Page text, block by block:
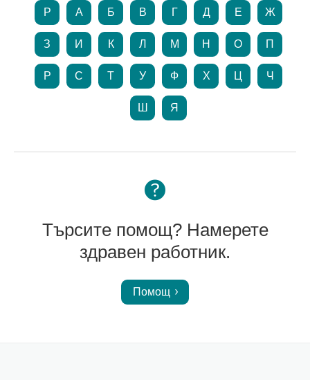
P А Б В Г Д Е Ж
З И К Л М Н О П
Р С Т У Ф Х Ц Ч
Ш Я
Търсите помощ? Намерете
здравен работник.
Помощ